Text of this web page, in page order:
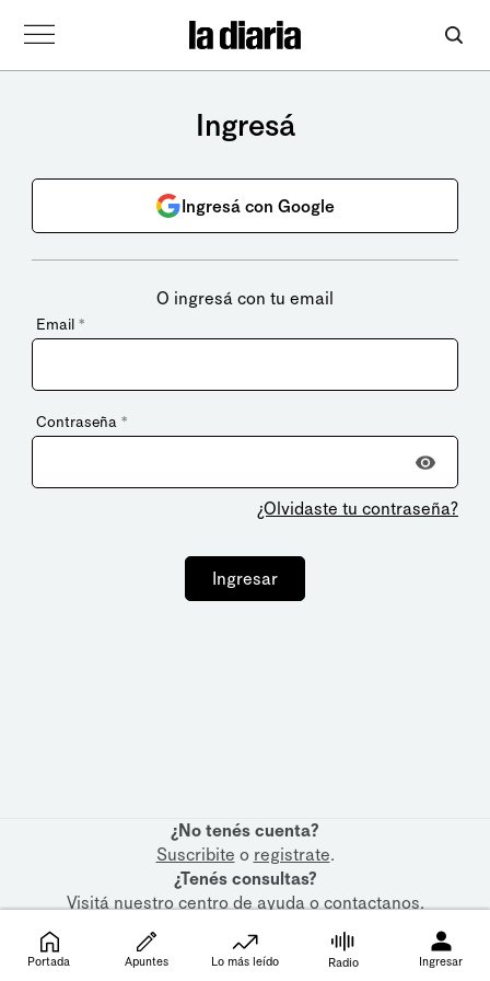
Ingresá
Ingresá con Google
O ingresá con tu email
Email *
Contraseña *
¿Olvidaste tu contraseña?
Ingresar
¿No tenés cuenta?
Suscribite o registrate.
¿Tenés consultas?
Visitá nuestrocentro de ayudaocontactanos.
Portada Apuntes Lo más leído Radio Ingresar